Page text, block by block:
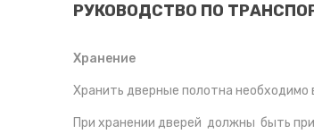
РУКОВОДСТВО ПО
Хранение
Хранить дверные полотна необходимо
При хранении дверей должны быть